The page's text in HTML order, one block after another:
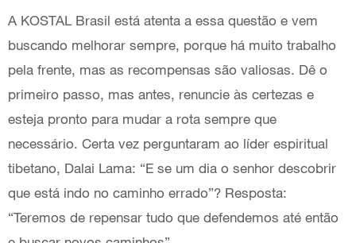
A KOSTAL Brasil está atenta a essa questão e vem
buscando melhorar sempre, porque há muito trabalho
pela frente, mas as recompensas são valiosas. Dê o
primeiro passo, mas antes, renuncie às certezas e
esteja pronto para mudar a rota sempre que
necessário. Certa vez perguntaram ao líder espiritual
tibetano, Dalai Lama: “E se um dia o senhor descobrir
que está indo no caminho errado”? Resposta:
“Teremos de repensar tudo que defendemos até então